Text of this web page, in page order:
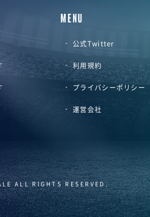
MENU
公式Twitter
利用規約
プライバシーポリシー
運営会社
ALL RIGHTS RESERVED.